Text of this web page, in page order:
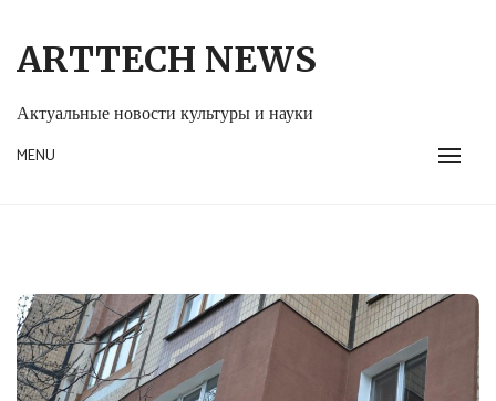
content
ARTTECH NEWS
Актуальные новости культуры и науки
MENU